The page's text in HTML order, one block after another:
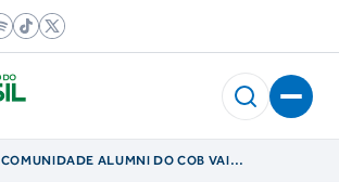
COMUNIDADE ALUMNI DO COB VAI